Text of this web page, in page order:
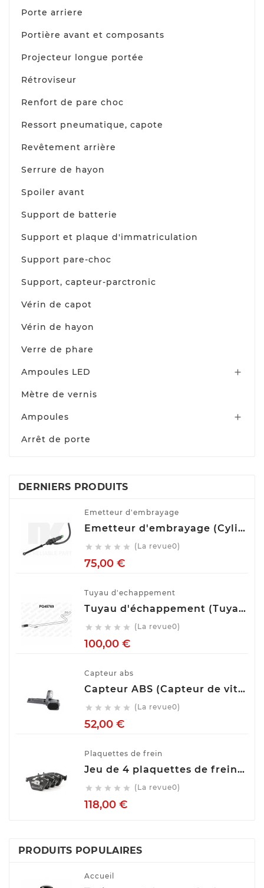
Porte arriere
Portière avant et composants
Projecteur longue portée
Rétroviseur
Renfort de pare choc
Ressort pneumatique, capote
Revêtement arrière
Serrure de hayon
Spoiler avant
Support de batterie
Support et plaque d'immatriculation
Support pare-choc
Support, capteur-parctronic
Vérin de capot
Vérin de hayon
Verre de phare
Ampoules LED 
Mètre de vernis
Ampoules 
Arrêt de porte
DERNIERS PRODUITS
Emetteur d'embrayage
Emetteur d'embrayage (Cylindre émetteur de débrayage) NK 832508
     (La revue0)
75,00 €Prix
Tuyau d'echappement
Tuyau d'échappement (Tuyau d'échappement) VENEPORTE PG45769
     (La revue0)
100,00 €Prix
Capteur abs
Capteur ABS (Capteur de vitesse de roue) BOSCH 0 265 007 928
     (La revue0)
52,00 €Prix
Plaquettes de frein
Jeu de 4 plaquettes de frein ATE 13.0460-7275.2
     (La revue0)
118,00 €Prix
PRODUITS POPULAIRES
Accueil